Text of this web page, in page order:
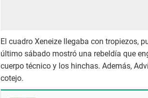
El cuadro Xeneize llegaba con tropiezos,
último sábado mostró una rebeldía que
cuerpo técnico y los hinchas. Además,
cotejo.